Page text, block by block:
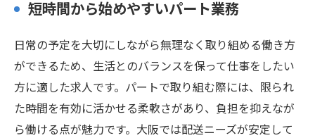
短時間から始めやすいパート業務
日常の予定を大切にしながら無理なく取り組める働き方
ができるため、生活とのバランスを保って仕事をしたい
方に適した求人です。パートで取り組む際には、限られ
た時間を有効に活かせる柔軟さがあり、負担を抑えなが
ら働ける点が魅力です。大阪では配送ニーズが安定して